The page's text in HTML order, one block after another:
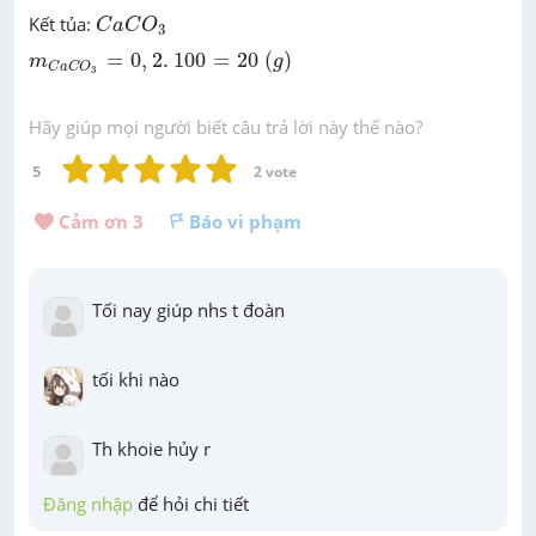
Kết tủa: CaCO3
CaCO3
mCaCO3 = 0, 2. 100 = 20 (g)
m 0, 2. 100= (g
Hãy giúp mọi người biết câu trả lời này thế nào?
5 2 vote
Cảm ơn 3 Báo vi phạm
Tối nay giúp nhs t đoàn
tối khi nào
Th khoie hủy r
Đăng nhập để hỏi chi tiết